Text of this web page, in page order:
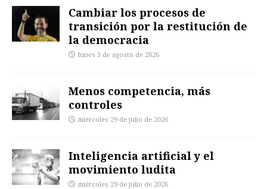
Cambiar los procesos de
transición por la restitución de
la democracia
lunes 3 de agosto de 2026
Menos competencia, más
controles
miércoles 29 de julio de 2026
Inteligencia artificial y el
movimiento ludita
miércoles 29 de julio de 2026